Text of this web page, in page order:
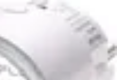
Astuces QuotidiennesAlimentation